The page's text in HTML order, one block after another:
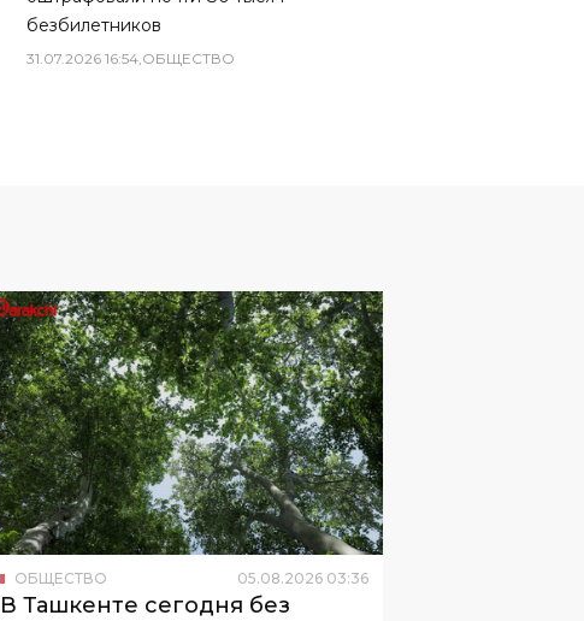
безбилетников
31.07.2026 16:54,ОБЩЕСТВО
ОБЩЕСТВО 05.08.2026 03:36
В Ташкенте сегодня без